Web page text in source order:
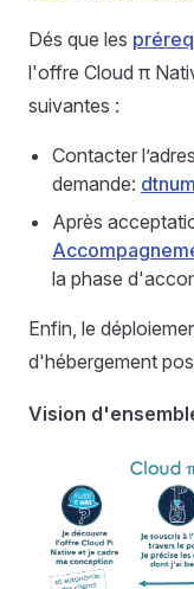
Dés que les
l'offre Cloud π
suivantes :
Contacter
demande:
Après
la phase
Enfin, le
d'hébergement
Vision